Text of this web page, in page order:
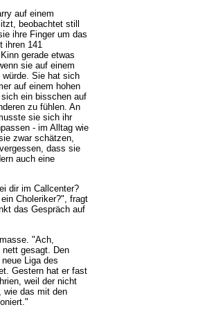
auf einem
beobachtet still
ihre Finger um das
ihren 141
gerade etwas
sie auf einem
Sie hat sich
auf einem hohen
ein bisschen auf
zu fühlen. An
sie sich ihr
- im Alltag wie
zwar schätzen,
dass sie
auch eine
dir im Callcenter?
Choleriker?", fragt
das Gespräch auf
"Ach,
gesagt. Den
Liga des
Gestern hat er fast
weil der nicht
wie das mit den